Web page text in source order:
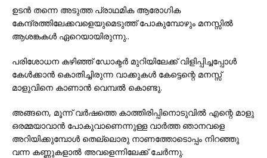
ഉടൻ തന്നെ അടുത്ത പ്രാഥമിക ആരോഗിക
കേന്ദ്രത്തിലേക്കവളെയുമെടുത്ത് പോകുമ്പോഴും മനസ്സിൽ
ആശങ്കകൾ ഏറെയായിരുന്നു..
പരിശോധന കഴിഞ്ഞ് ഡോക്ടർ മുറിയിലേക്ക് വിളിപ്പിച്ചപ്പോൾ
കേൾക്കാൻ കൊതിച്ചിരുന്ന വാക്കുകൾ കേട്ടെന്റെ മനസ്സ്
മാളുവിനെ കാണാൻ വെമ്പൽ കൊണ്ടു.
അങ്ങനെ, മൂന്ന് വർഷത്തെ കാത്തിരിപ്പിനൊടുവിൽ എന്റെ മാളു
ഒരമ്മയാവാൻ പോകുവാണെന്നുള്ള വാർത്ത ഞാനവളെ
അറിയിക്കുമ്പോൾ തെല്ലൊരു നാണത്തോടൊപ്പം നിറഞ്ഞു
വന്ന കണ്ണുകളാൽ അവളെന്നിലേക്ക് ചേർന്നു.